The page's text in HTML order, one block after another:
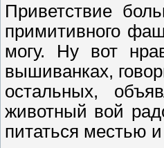
Приветствие
примитивного
могу. Ну вот
вышиванках,
остальных,
животный вой
питаться местью